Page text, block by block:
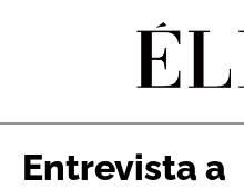
Entrevista a